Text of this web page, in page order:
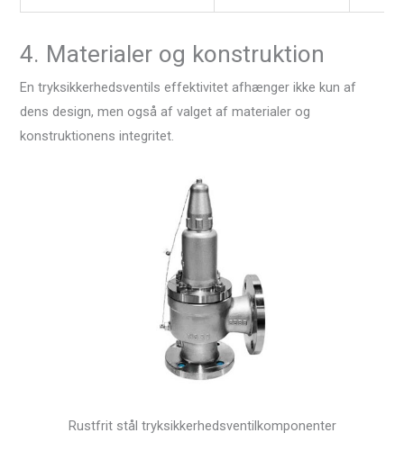
4. Materialer og konstruktion
En tryksikkerhedsventils effektivitet afhænger ikke kun af
dens design, men også af valget af materialer og
konstruktionens integritet.
Rustfrit stål tryksikkerhedsventilkomponenter